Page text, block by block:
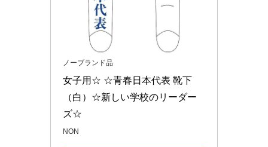
ノーブランド品
女子用☆ ☆青春日本代表 靴下
（白）☆新しい学校のリーダー
ズ☆
NON